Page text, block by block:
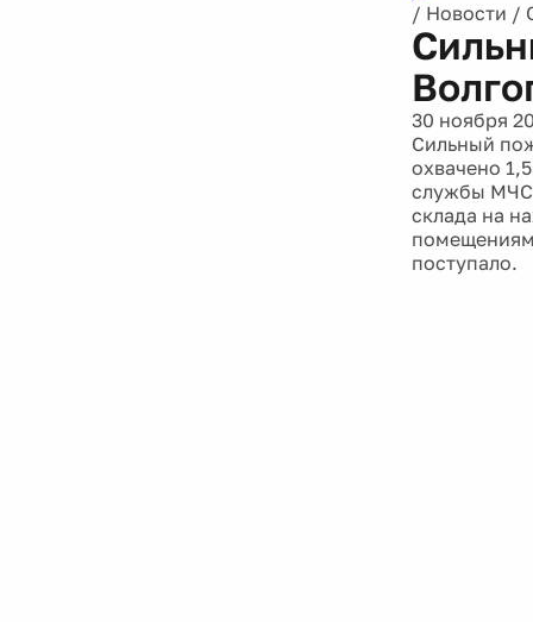
/ Новости /
30 ноября
Сильный
охвачено
службы МЧС
склада на
поступало.